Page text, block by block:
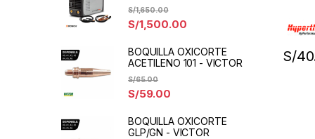
S/
S/1,500.00
S/1,650.00
BOQUILLA OXICORTE
ACETILENO 101 - VICTOR
S/59.00
S/65.00
BOQUILLA OXICORTE
GLP/GN - VICTOR